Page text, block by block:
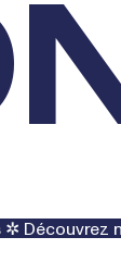
✲ Découvrez